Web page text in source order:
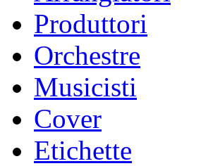
Produttori
Orchestre
Musicisti
Cover
Etichette